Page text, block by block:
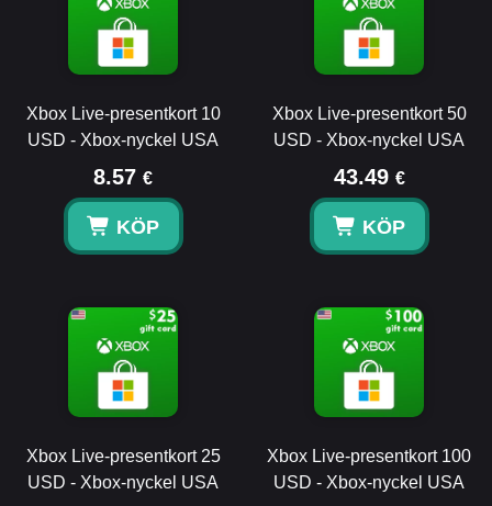
Xbox Live-presentkort 10
USD - Xbox-nyckel USA
8.57 €
KÖP
Xbox Live-presentkort 50
USD - Xbox-nyckel USA
43.49 €
KÖP
Xbox Live-presentkort 25
USD - Xbox-nyckel USA
Xbox Live-presentkort 100
USD - Xbox-nyckel USA